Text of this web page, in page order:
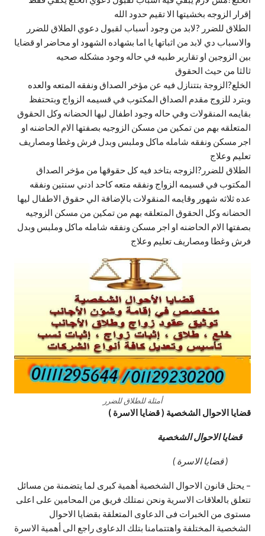
إقرار الزوجه بخشيتها الا تقيم حدود الله
الطلاق للضرر ?لابد من وجود أسباب لقبول دعوي الطلاق للضرر
والاسباب دي لابد من اثباتها يا اما بشهاده الشهود او محاضر او قضايا
بين الزوجين او تقارير طبيه في حاله وجود مشكله صحيه
ثالثا من حيث الحقوق
الخلع?الزوجة بتتنازل فيه عن مؤخر الصداق ونفقه المتعه والعده
وبترد للزوج مقدم الصداق المكتوب في قسيمه الزواج وبتحتفظ
بقايمه المنقولات وفي حاله وجود اطفال ليها الحضانه وكل الحقوق
المتعلقه بهم من تمكين من مسكن الزوجيه بصفتها الام الحاضنه او
اجر مسكن ونفقه شامله ماكل وملبس وبدل فرش وغطا ومصاريف
تعليم وعلاج
الطلاق للضرر?الزوجه بتاخد فيه كل حقوقها من مؤخر الصداق
المكتوب في قسيمه الزواج ونفقه متعه كاحد ادني سنتين ونفقه
عده ثلاثه شهور وقايمه المنقولات بالإضافة الي حقوق الاطفال ليها
الحضانه وكل الحقوق المتعلقه بهم من تمكين من مسكن الزوجيه
بصفتها الام الحاضنه او اجر مسكن ونفقه شامله ماكل وملبس وبدل
فرش وغطا ومصاريف تعليم وعلاج
أمثلة للطلاق للضرر
قضايا الاحوال الشخصية ( قضايا الاسرة )
قضايا الاحوال الشخصية
( قضايا الاسرة )
– يحتل قانون الاحوال الشخصية أهمية كبرى لما يتضمنة من مسائل
تتعلق بالعلاقات الاسرية ونحن نمتلك فريق من المحامين على اعلى
مستوى من الخبرات فى الدعاوى المتعلقة بقضايا الاحوال
الشخصية المختلفة واهتتمامنا بتلك الدعاوى راجع الى أهمية الاسرة